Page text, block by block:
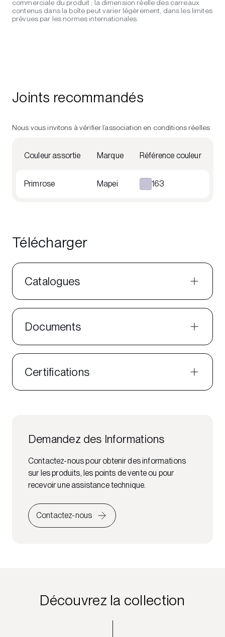
commerciale du produit ; la dimension réelle des carreaux
contenus dans la boîte peut varier légèrement, dans les limites
prévues par les normes internationales.
Joints recommandés
Nous vous invitons à vérifier l’association en conditions réelles
Couleur assortie Marque Référence couleur
Primrose Mapei 163
Télécharger
Catalogues
Documents
Certifications
Demandez des Informations
Contactez-nous pour obtenir des informations
sur les produits, les points de vente ou pour
recevoir une assistance technique.
Contactez-nous
Découvrez la collection